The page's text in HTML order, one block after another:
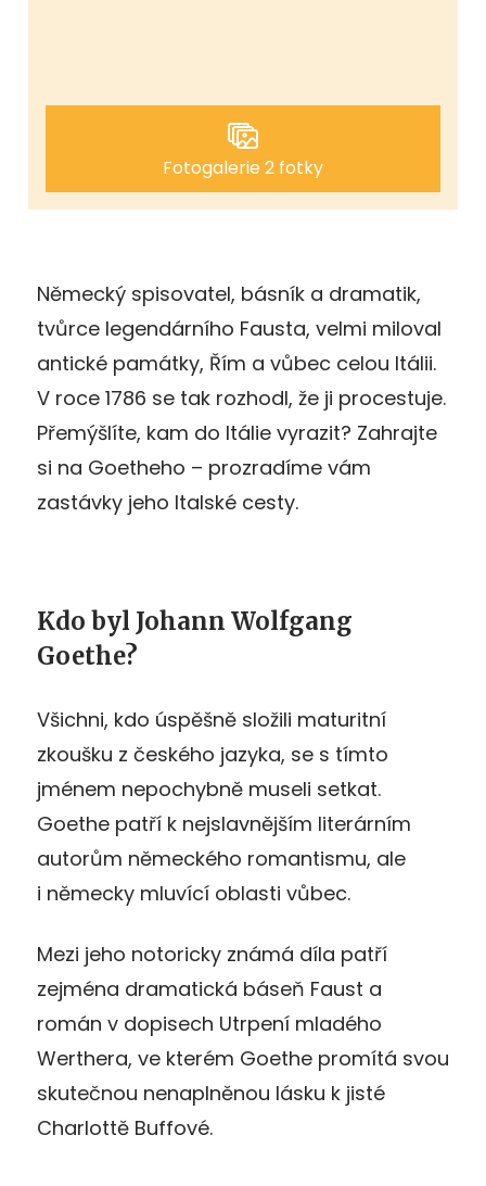
Fotogalerie 2 fotky
Německý spisovatel, básník a dramatik,
tvůrce legendárního Fausta, velmi miloval
antické památky, Řím a vůbec celou Itálii.
V roce 1786 se tak rozhodl, že ji procestuje.
Přemýšlíte, kam do Itálie vyrazit? Zahrajte
si na Goetheho – prozradíme vám
zastávky jeho Italské cesty.
Kdo byl Johann Wolfgang
Goethe?
Všichni, kdo úspěšně složili maturitní
zkoušku z českého jazyka, se s tímto
jménem nepochybně museli setkat.
Goethe patří k nejslavnějším literárním
autorům německého romantismu, ale
i německy mluvící oblasti vůbec.
Mezi jeho notoricky známá díla patří
zejména dramatická báseň Faust a
román v dopisech Utrpení mladého
Werthera, ve kterém Goethe promítá svou
skutečnou nenaplněnou lásku k jisté
Charlottě Buffové.